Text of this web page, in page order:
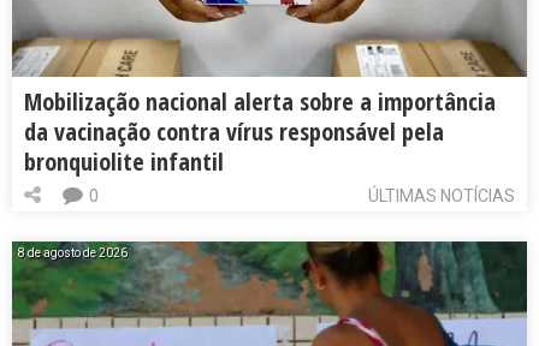
Mobilização nacional alerta sobre a importância
da vacinação contra vírus responsável pela
bronquiolite infantil
ÚLTIMAS NOTÍCIAS
0
8 de agosto de 2026